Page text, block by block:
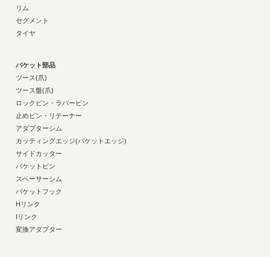
リム
セグメント
タイヤ
バケット部品
ツース(爪)
ツース盤(爪)
ロックピン・ラバーピン
止めピン・リテーナー
アダプターシム
カッティングエッジ(バケットエッジ)
サイドカッター
バケットピン
スペーサーシム
バケットフック
Hリンク
Iリンク
変換アダプター